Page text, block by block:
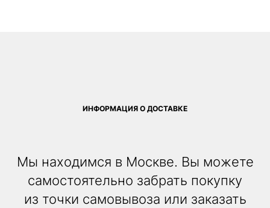
ИНФОРМАЦИЯ О ДОСТАВКЕ
Мы находимся в Москве. Вы можете
самостоятельно забрать покупку
из точки самовывоза или заказать